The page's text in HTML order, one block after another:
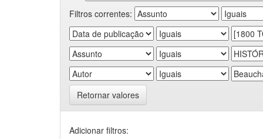
Filtros correntes:
Retornar valores
Adicionar filtros: